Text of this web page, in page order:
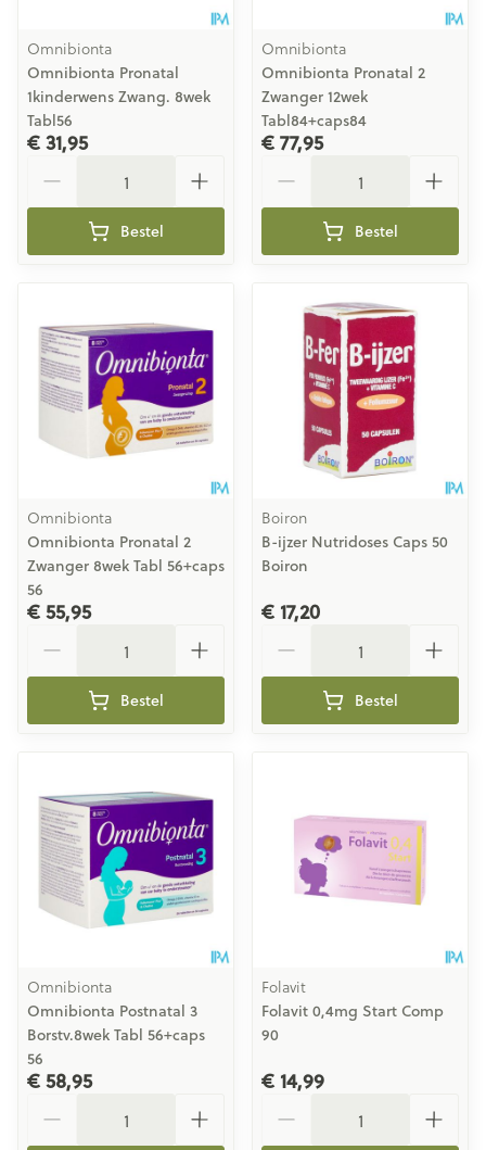
Omnibionta
Omnibionta Pronatal
1kinderwens Zwang. 8wek
Tabl56
€ 31,95
Bestel
Omnibionta
Omnibionta Pronatal 2
Zwanger 12wek
Tabl84+caps84
€ 77,95
Bestel
Omnibionta
Omnibionta Pronatal 2
Zwanger 8wek Tabl 56+caps
56
€ 55,95
Bestel
Boiron
B-ijzer Nutridoses Caps 50
Boiron
€ 17,20
Bestel
Omnibionta
Omnibionta Postnatal 3
Borstv.8wek Tabl 56+caps
56
€ 58,95
Folavit
Folavit 0,4mg Start Comp
90
€ 14,99